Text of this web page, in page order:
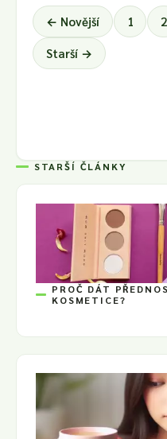
← Novější 1 2
Starší →
STARŠÍ ČLÁNKY
PROČ DÁT
KOSMETICE?